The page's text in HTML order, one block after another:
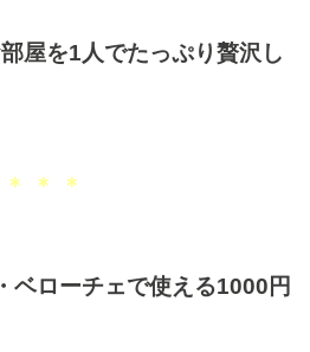
屋を1人でたっぷり贅沢し
＊ ＊ ＊
ローチェで使える1000円